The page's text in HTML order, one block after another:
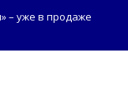
– уже в продаже